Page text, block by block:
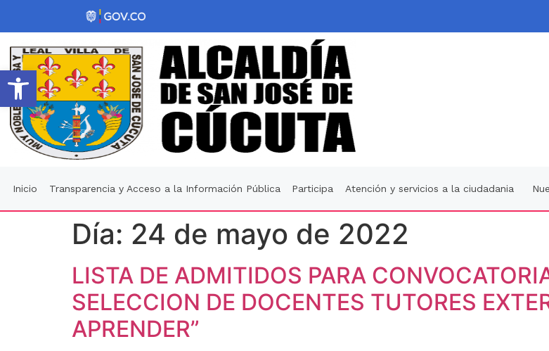
Abrir barra de herramientas
Inicio Transparencia y Acceso a la Información Pública Participa Atención y servicios a la ciudadania
Día: 24 de mayo de 2022
LISTA DE ADMITIDOS PARA
SELECCION DE DOCENTES TUTORES
APRENDER”